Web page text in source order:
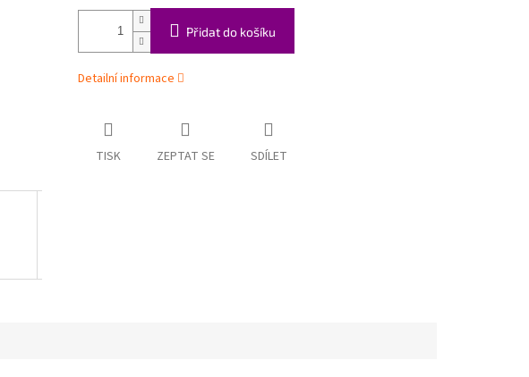
Přidat do košíku
Detailní informace
TISK ZEPTAT SE SDÍLET